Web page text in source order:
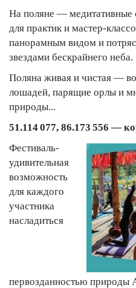
На поляне — медитативные
для практик и мастер-
панорамным видом и
звездами бескрайнего неба.
Поляна живая и чистая —
лошадей, парящие орлы и
природы...
51.114 077, 86.173 556 —
Фестиваль-
удивительная
возможность
для каждого
участника
насладиться
первозданностью природы